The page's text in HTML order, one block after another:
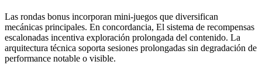
Las rondas bonus incorporan mini-juegos que diversifican
mecánicas principales. En concordancia, El sistema de recompensas
escalonadas incentiva exploración prolongada del contenido. La
arquitectura técnica soporta sesiones prolongadas sin degradación de
performance notable o visible.